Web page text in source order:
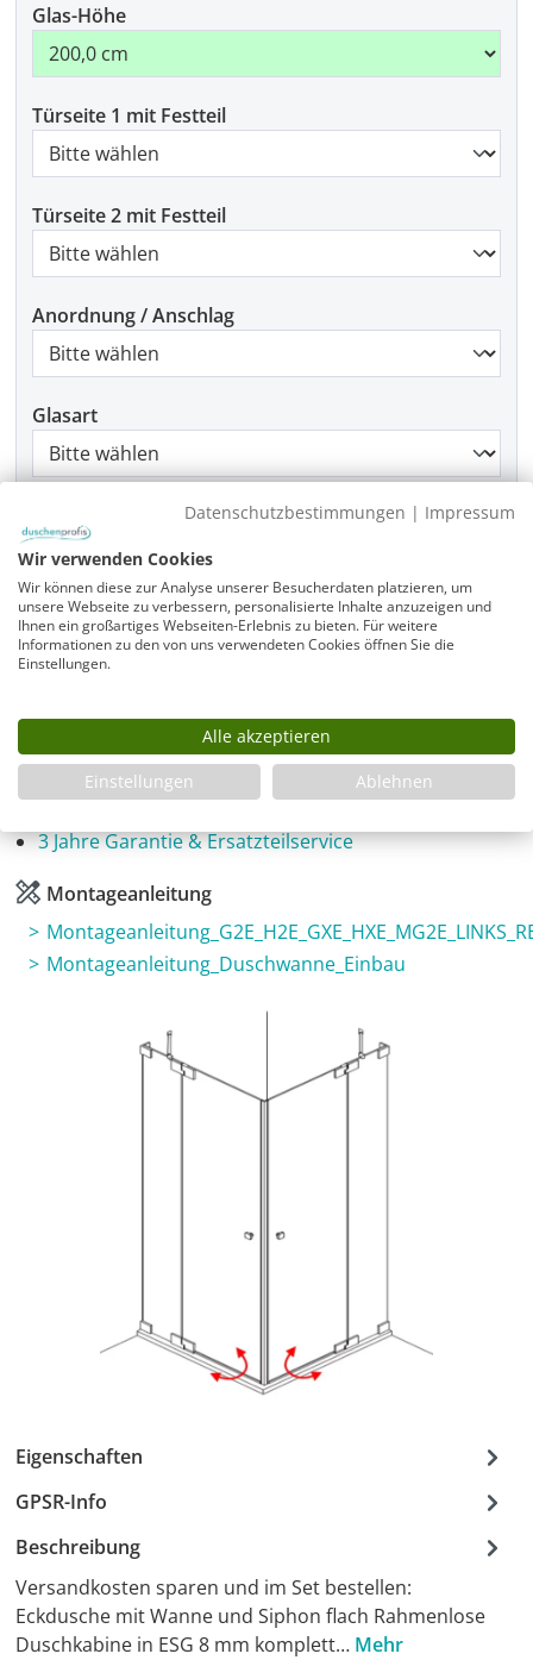
Glas-Höhe
Türseite 1 mit Festteil
Türseite 2 mit Festteil
Anordnung / Anschlag
Glasart
Produkt Anzahl: Gib den gewünschten
In den Warenkorb
Fragen zum Artikel
3 Jahre Garantie & Ersatzteilservice
Montageanleitung
Montageanleitung_Duschwanne_Einbau
Eigenschaften
GPSR-Info
Beschreibung
Versandkosten sparen und im Set bestellen:
Eckdusche mit Wanne und Siphon flach Rahmenlose
Duschkabine in ESG 8 mm komplett… Mehr
Datenschutzbestimmungen | Impressum
Wir verwenden Cookies
Wir können diese zur Analyse unserer Besucherdaten platzieren, um
unsere Webseite zu verbessern, personalisierte Inhalte anzuzeigen und
Ihnen ein großartiges Webseiten-Erlebnis zu bieten. Für weitere
Informationen zu den von uns verwendeten Cookies öffnen Sie die
Einstellungen.
Alle akzeptieren
Einstellungen
Ablehnen